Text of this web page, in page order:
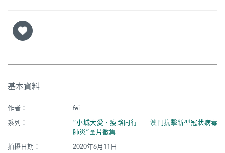
街
基本資料
作者：
fei
系列：
“小城大愛．疫路同行——澳門抗擊新型冠狀病毒
肺炎”圖片徵集
拍攝日期：
2020年6月11日